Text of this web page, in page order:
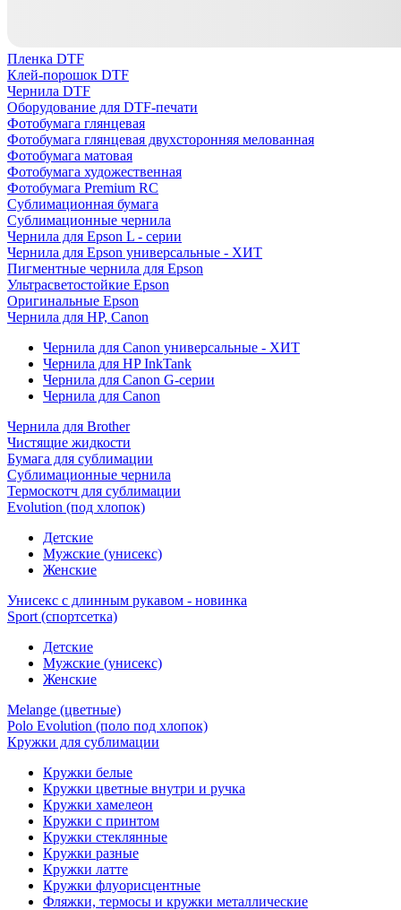
Пленка DTF
Клей-порошок DTF
Чернила DTF
Оборудование для DTF-печати
Фотобумага глянцевая
Фотобумага глянцевая двухсторонняя мелованная
Фотобумага матовая
Фотобумага художественная
Фотобумага Premium RC
Сублимационная бумага
Сублимационные чернила
Чернила для Epson L - серии
Чернила для Epson универсальные - ХИТ
Пигментные чернила для Epson
Ультрасветостойкие Epson
Оригинальные Epson
Чернила для HP, Canon
Чернила для Canon универсальные - ХИТ
Чернила для HP InkTank
Чернила для Canon G-серии
Чернила для Canon
Чернила для Brother
Чистящие жидкости
Бумага для сублимации
Сублимационные чернила
Термоскотч для сублимации
Evolution (под хлопок)
Детские
Мужские (унисекс)
Женские
Унисекс с длинным рукавом - новинка
Sport (спортсетка)
Детские
Мужские (унисекс)
Женские
Melange (цветные)
Polo Evolution (поло под хлопок)
Кружки для сублимации
Кружки белые
Кружки цветные внутри и ручка
Кружки хамелеон
Кружки c принтом
Кружки стеклянные
Кружки разные
Кружки латте
Кружки флуорисцентные
Фляжки, термосы и кружки металлические